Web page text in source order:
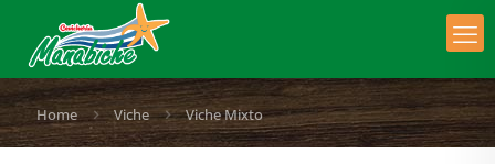
Home Viche Viche Mixto